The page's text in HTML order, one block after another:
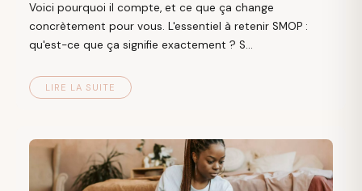
Voici pourquoi il compte, et ce que ça change
concrètement pour vous. L'essentiel à retenir SMOP :
qu'est-ce que ça signifie exactement ? S...
LIRE LA SUITE